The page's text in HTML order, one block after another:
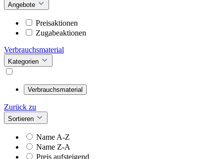
Angebote
Preisaktionen
Zugabeaktionen
Verbrauchsmaterial
Kategorien
Verbrauchsmaterial
Zurück zu
Sortieren
Name A-Z
Name Z-A
Preis aufsteigend